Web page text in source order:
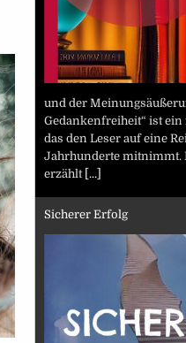
und der
Gedankenfreiheit“ ist
das den Leser auf eine
Jahrhunderte mitnimmt.
erzählt [...]
Sicherer Erfolg